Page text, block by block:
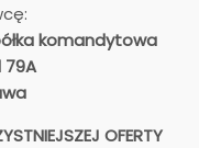
komandytowa
79A
OFERTY